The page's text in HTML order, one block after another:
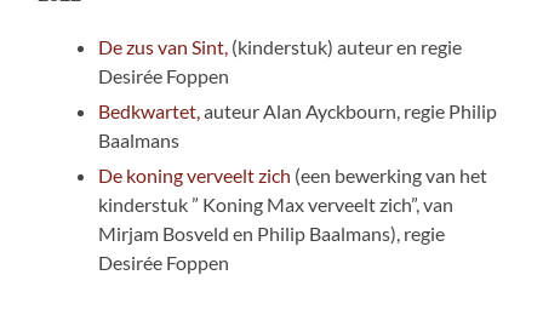
De zus van Sint, (kinderstuk) auteur en regie
Desirée Foppen
Bedkwartet,auteur Alan Ayckbourn, regie Philip
Baalmans
De koning verveelt zich (een bewerking van het
kinderstuk ” Koning Max verveelt zich”, van
Mirjam Bosveld en Philip Baalmans), regie
Desirée Foppen